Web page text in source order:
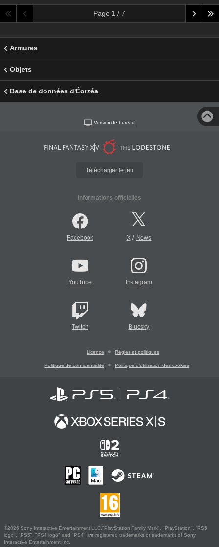
Page 1 / 7
Armures
Objets
Base de données d'Éorzéa
Version de bureau
Télécharger le jeu
Informations officielles
Facebook X/ News
YouTube Instagram
Twitch Bluesky
Licence Règles et politiques
Politique de confidentialité Politique d'utilisation des cookies
©2026 Sony Interactive Entertainment LLC."PlayStation Family Mark", "PlayStation", "PS5
logo", "PS5", "PS4 logo" and "PS4" are registered trademarks or trademarks of Sony
Interactive Entertainment Inc.